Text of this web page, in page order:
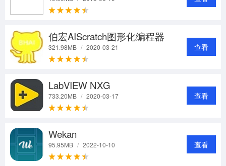
伯宏AIScratch图形化编程器
321.98MB / 2020-03-21 查看
LabVIEW NXG
733.20MB / 2020-03-17 查看
Wekan
95.95MB / 2022-10-10 查看